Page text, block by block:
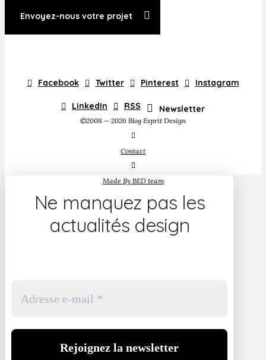
Envoyez-nous votre projet
Facebook Twitter Pinterest Instagram
LinkedIn RSS Newsletter
©2008 — 2026 Blog Esprit Design
Contact
Made By BED team
Ne manquez pas les
actualités design